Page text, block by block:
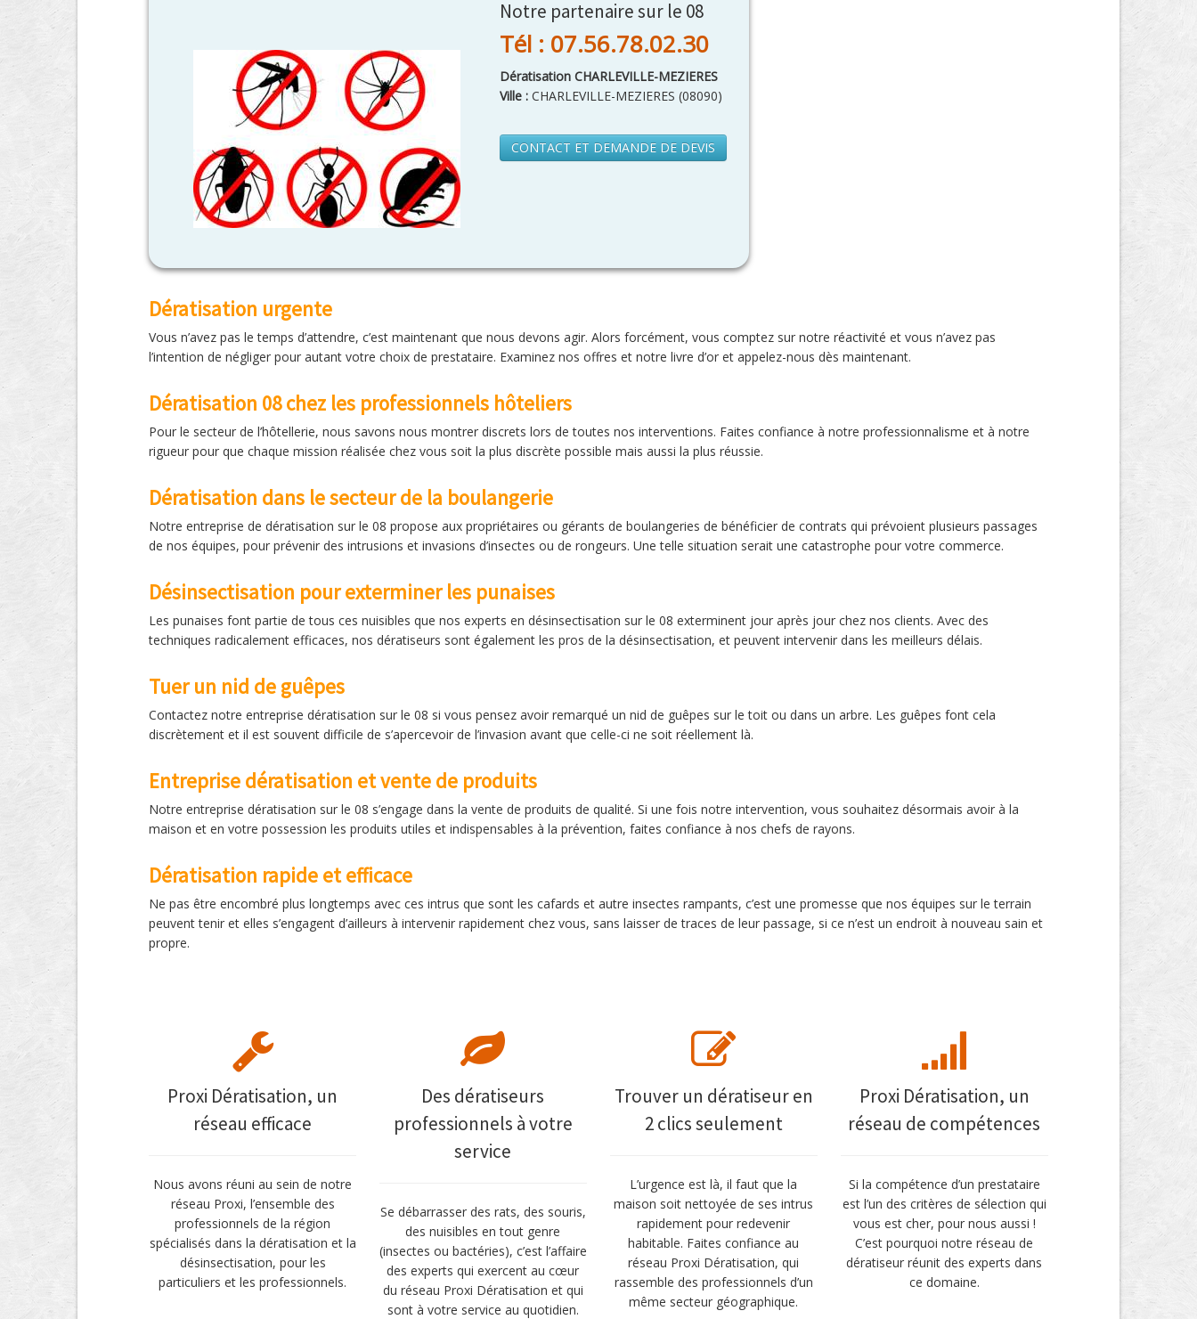
Notre partenaire sur le 08
Tél : 07.56.78.02.30
Dératisation CHARLEVILLE-MEZIERES
Ville : CHARLEVILLE-MEZIERES (08090)
CONTACT ET DEMANDE DE DEVIS
Dératisation urgente
Vous n’avez pas le temps d’attendre, c’est maintenant que nous devons agir. Alors forcément, vous comptez sur notre réactivité et vous n’avez pas
l’intention de négliger pour autant votre choix de prestataire. Examinez nos offres et notre livre d’or et appelez-nous dès maintenant.
Dératisation 08 chez les professionnels hôteliers
Pour le secteur de l’hôtellerie, nous savons nous montrer discrets lors de toutes nos interventions. Faites confiance à notre professionnalisme et à notre
rigueur pour que chaque mission réalisée chez vous soit la plus discrète possible mais aussi la plus réussie.
Dératisation dans le secteur de la boulangerie
Notre entreprise de dératisation sur le 08 propose aux propriétaires ou gérants de boulangeries de bénéficier de contrats qui prévoient plusieurs passages
de nos équipes, pour prévenir des intrusions et invasions d’insectes ou de rongeurs. Une telle situation serait une catastrophe pour votre commerce.
Désinsectisation pour exterminer les punaises
Les punaises font partie de tous ces nuisibles que nos experts en désinsectisation sur le 08 exterminent jour après jour chez nos clients. Avec des
techniques radicalement efficaces, nos dératiseurs sont également les pros de la désinsectisation, et peuvent intervenir dans les meilleurs délais.
Tuer un nid de guêpes
Contactez notre entreprise dératisation sur le 08 si vous pensez avoir remarqué un nid de guêpes sur le toit ou dans un arbre. Les guêpes font cela
discrètement et il est souvent difficile de s’apercevoir de l’invasion avant que celle-ci ne soit réellement là.
Entreprise dératisation et vente de produits
Notre entreprise dératisation sur le 08 s’engage dans la vente de produits de qualité. Si une fois notre intervention, vous souhaitez désormais avoir à la
maison et en votre possession les produits utiles et indispensables à la prévention, faites confiance à nos chefs de rayons.
Dératisation rapide et efficace
Ne pas être encombré plus longtemps avec ces intrus que sont les cafards et autre insectes rampants, c’est une promesse que nos équipes sur le terrain
peuvent tenir et elles s’engagent d’ailleurs à intervenir rapidement chez vous, sans laisser de traces de leur passage, si ce n’est un endroit à nouveau sain et
propre.
Proxi Dératisation, un
réseau efficace
Nous avons réuni au sein de notre
réseau Proxi, l’ensemble des
professionnels de la région
spécialisés dans la dératisation et la
désinsectisation, pour les
particuliers et les professionnels.
Des dératiseurs
professionnels à votre
service
Se débarrasser des rats, des souris,
des nuisibles en tout genre
(insectes ou bactéries), c’est l’affaire
des experts qui exercent au cœur
du réseau Proxi Dératisation et qui
sont à votre service au quotidien.
Trouver un dératiseur en
2 clics seulement
L’urgence est là, il faut que la
maison soit nettoyée de ses intrus
rapidement pour redevenir
habitable. Faites confiance au
réseau Proxi Dératisation, qui
rassemble des professionnels d’un
même secteur géographique.
Proxi Dératisation, un
réseau de compétences
Si la compétence d’un prestataire
est l’un des critères de sélection qui
vous est cher, pour nous aussi !
C’est pourquoi notre réseau de
dératiseur réunit des experts dans
ce domaine.